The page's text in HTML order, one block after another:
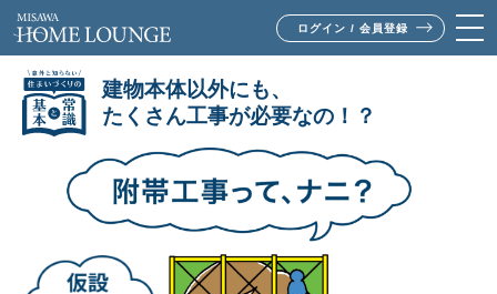
ログイン / 会員登録
建物本体以外にも、
たくさん工事が必要なの！？